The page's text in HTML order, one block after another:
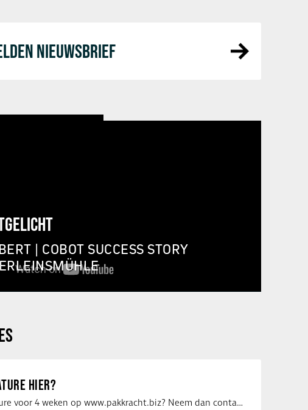
NIEUWSBRIEF
| COBOT SUCCESS STORY
HIER?
Uw vacature voor 4 weken op www.pakkracht.biz? Neem dan contact op met Yannick van …